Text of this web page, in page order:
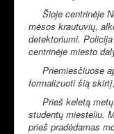
Šioje centrinėje
mėsos krautuvių,
detektoriumi.
centrinėje miesto
Priemiesčiuose
formalizuoti šią
Prieš keletą metų
studentų miesteliu.
prieš pradėdamas